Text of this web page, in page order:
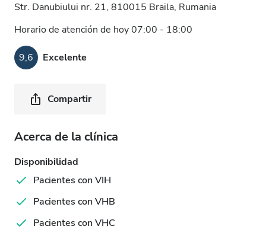
Str. Danubiului nr. 21, 810015 Braila, Rumania
Horario de atención de hoy 07:00 - 18:00
9,6 Excelente
Compartir
Acerca de la clínica
Disponibilidad
Pacientes con VIH
Pacientes con VHB
Pacientes con VHC